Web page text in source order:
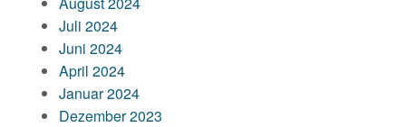
Juli 2024
Juni 2024
April 2024
Januar 2024
Dezember 2023